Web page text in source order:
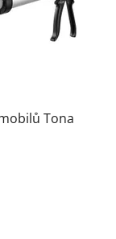
Tona